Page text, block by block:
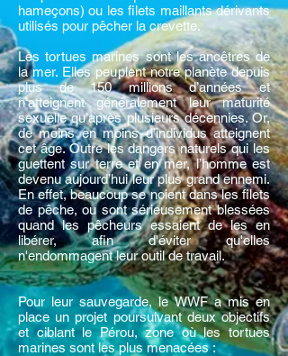
hameçons) ou les filets maillants dérivants
utilisés pour pêcher la crevette.
Les tortues marines sont les ancêtres de
la mer. Elles peuplent notre planète depuis
plus de 150 millions d’années et
n’atteignent généralement leur maturité
sexuelle qu’après plusieurs décennies. Or,
de moins en moins d’individus atteignent
cet âge. Outre les dangers naturels qui les
guettent sur terre et en mer, l’homme est
devenu aujourd’hui leur plus grand ennemi.
En effet, beaucoup se noient dans les filets
de pêche, ou sont sérieusement blessées
quand les pêcheurs essaient de les en
libérer, afin d'éviter qu'elles
n'endommagent leur outil de travail.
Pour leur sauvegarde, le WWF a mis en
place un projet poursuivant deux objectifs
et ciblant le Pérou, zone où les tortues
marines sont les plus menacées :